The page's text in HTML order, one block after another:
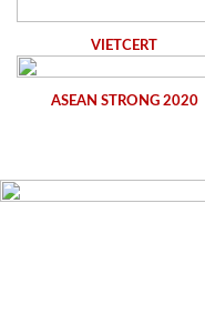
VIETCERT
ASEAN STRONG 2020